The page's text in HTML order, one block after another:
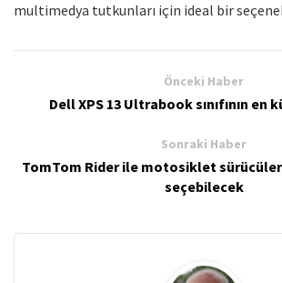
multimedya tutkunları için ideal bir
Önceki Haber
Dell XPS 13 Ultrabook sınıfının en
Sonraki Haber
TomTom Rider ile motosiklet
seçebilecek